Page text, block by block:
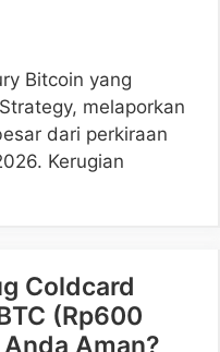
Bitcoin yang
melaporkan
dari perkiraan
Kerugian
Coldcard
(Rp600
Aman?